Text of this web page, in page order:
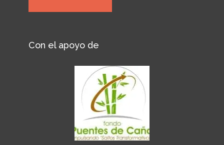
Con el apoyo de